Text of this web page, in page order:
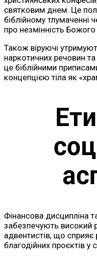
святковим днем. Це
біблійному тлумаченні
про незмінність
Також віруючі
наркотичних речовин
це біблійними
концепцією тіла як
Фінансова дисципліна
забезпечують високий
адвентистів, що сприяє
благодійних проєктів у